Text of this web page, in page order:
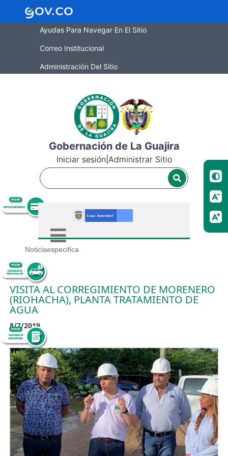
Ayudas Para Navegar En El Sitio
Correo Institucional
Administración Del Sitio
Gobernación de La Guajira
Iniciar sesión Administrar Sitio
Noticiaespecifica
VISITA AL CORREGIMIENTO DE MORENERO
(RIOHACHA), PLANTA TRATAMIENTO DE
AGUA
8/7/2019